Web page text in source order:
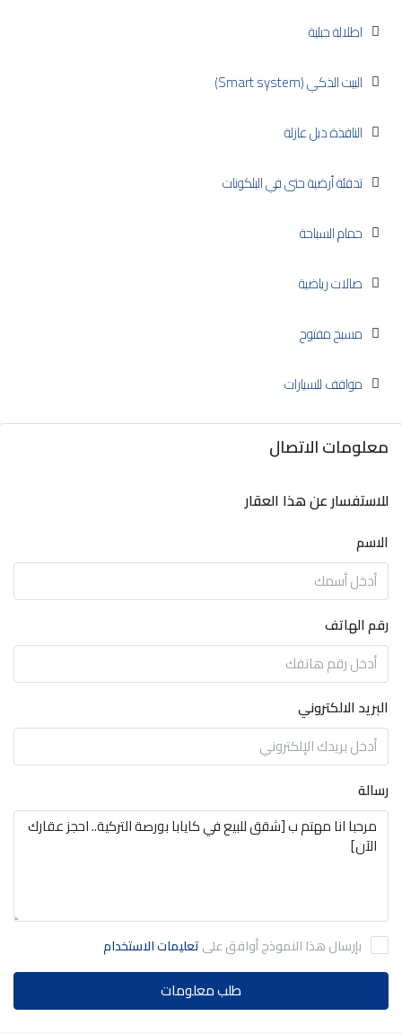
اطلالة جبلية
البيت الذكي (Smart system)
النافذة دبل عازلة
تدفئة أرضية حتى في البلكونات
حمام السباحة
صالات رياضية
مسبح مفتوح
مواقف للسيارات
معلومات الاتصال
للاستفسار عن هذا العقار
الاسم
رقم الهاتف
البريد الالكتروني
رسالة
بإرسال هذا النموذج أوافق علىتعليمات الاستخدام
طلب معلومات